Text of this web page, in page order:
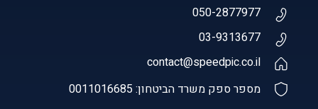
050-2877977
03-9313677
contact@speedpic.co.il
מספר ספק משרד הביטחון: 0011016685